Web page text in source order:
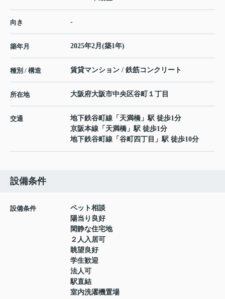
向き -
築年月 2025年2月(築1年)
種別 / 構造 賃貸マンション / 鉄筋コンクリート
所在地 大阪府大阪市中央区谷町 １丁目
交通 地下鉄谷町線 「 天満橋 」駅 徒歩1分
京阪本線 「 天満橋 」駅 徒歩1分
地下鉄谷町線 「 谷町四丁目 」駅 徒歩10分
設備条件
設備条件
ペット相談
陽当り良好
閑静な住宅地
２人入居可
眺望良好
学生歓迎
法人可
駅直結
室内洗濯機置場